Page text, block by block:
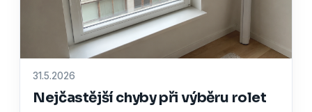
31.5.2026
Nejčastější chyby při výběru rolet